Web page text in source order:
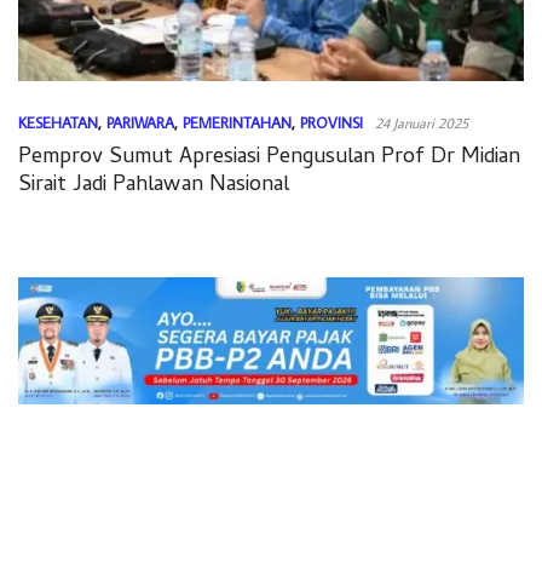
KESEHATAN, PARIWARA, PEMERINTAHAN, PROVINSI 24 Januari 2025
Pemprov Sumut Apresiasi Pengusulan Prof Dr Midian
Sirait Jadi Pahlawan Nasional